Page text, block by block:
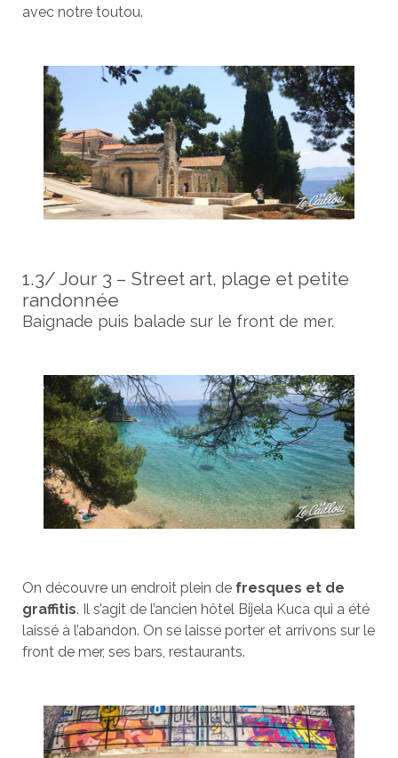
avec notre toutou.
1.3/ Jour 3 – Street art, plage et petite
randonnée
Baignade puis balade sur le front de mer.
On découvre un endroit plein de fresques et de
graffitis. Il s’agit de l’ancien hôtel Bijela Kuca qui a été
laissé à l’abandon. On se laisse porter et arrivons sur le
front de mer, ses bars, restaurants.